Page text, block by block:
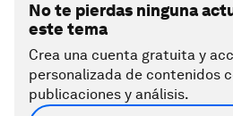
No te pierdas ninguna
este tema
Crea una cuenta gratuita y
personalizada de contenidos
publicaciones y análisis.